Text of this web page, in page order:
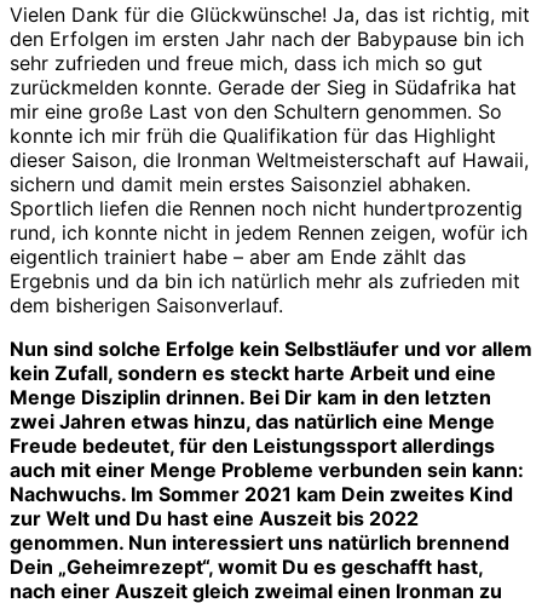
Vielen Dank für die Glückwünsche! Ja, das ist richtig, mit
den Erfolgen im ersten Jahr nach der Babypause bin ich
sehr zufrieden und freue mich, dass ich mich so gut
zurückmelden konnte. Gerade der Sieg in Südafrika hat
mir eine große Last von den Schultern genommen. So
konnte ich mir früh die Qualifikation für das Highlight
dieser Saison, die Ironman Weltmeisterschaft auf Hawaii,
sichern und damit mein erstes Saisonziel abhaken.
Sportlich liefen die Rennen noch nicht hundertprozentig
rund, ich konnte nicht in jedem Rennen zeigen, wofür ich
eigentlich trainiert habe – aber am Ende zählt das
Ergebnis und da bin ich natürlich mehr als zufrieden mit
dem bisherigen Saisonverlauf.
Nun sind solche Erfolge kein Selbstläufer und vor allem
kein Zufall, sondern es steckt harte Arbeit und eine
Menge Disziplin drinnen. Bei Dir kam in den letzten
zwei Jahren etwas hinzu, das natürlich eine Menge
Freude bedeutet, für den Leistungssport allerdings
auch mit einer Menge Probleme verbunden sein kann:
Nachwuchs. Im Sommer 2021 kam Dein zweites Kind
zur Welt und Du hast eine Auszeit bis 2022
genommen. Nun interessiert uns natürlich brennend
Dein „Geheimrezept“, womit Du es geschafft hast,
nach einer Auszeit gleich zweimal einen Ironman zu